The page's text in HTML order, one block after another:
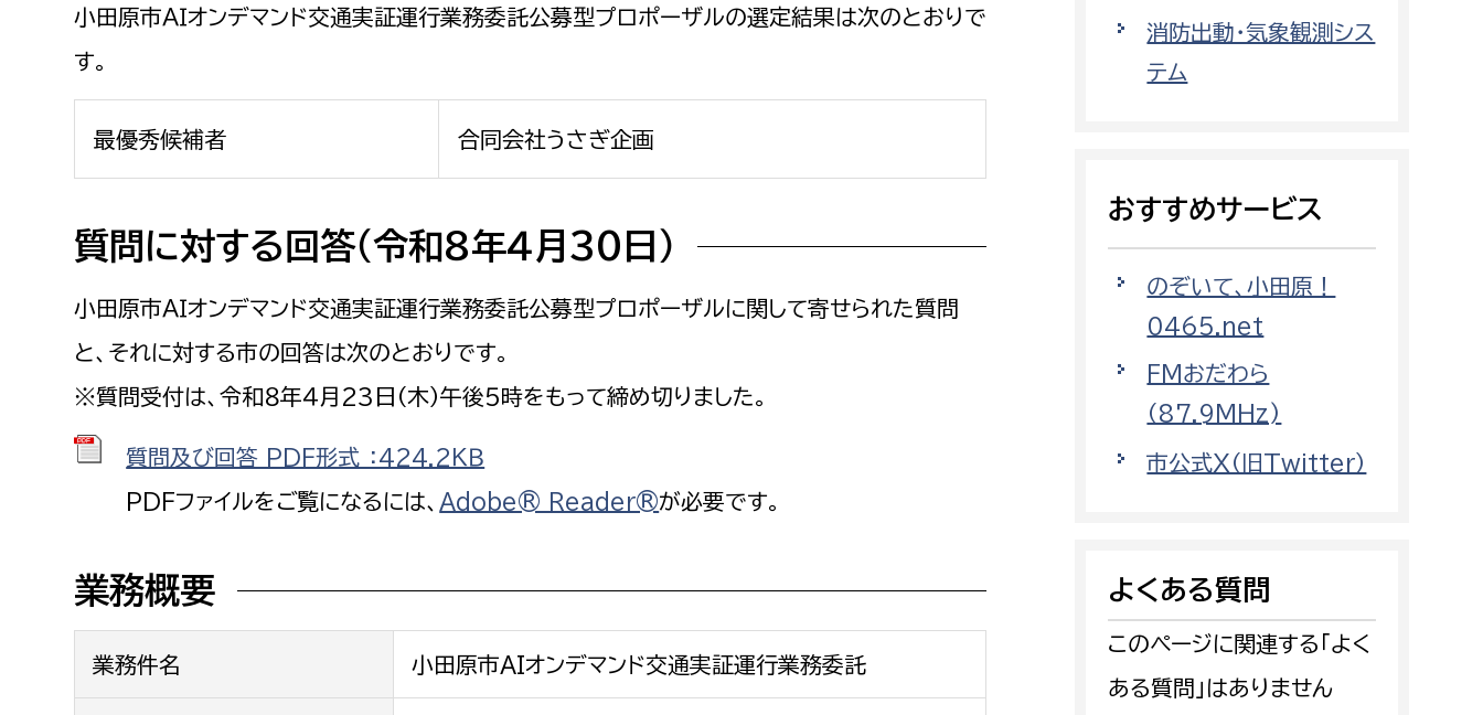
求職者
ペット
観光
病院
生活援護課
高齢介護課
障がい福祉課
保険課
健康づくり課
子ども若者支援課
観光課
水産海浜課
都市計画課
地域交通課
建設部
土木管理課
道水路整備課
みどり公園課
会計管理者
消防総務課
予防課
警防計画課
救急課
情報司令課
経営総務課
教育総務課
選挙管理委員会事務局
監査事務局
監査事務局
小田原市ＡＩオンデマンド交通実証運行業務委託公募型プロポーザルの選定結果は次のとおりで
す。
最優秀候補者 合同会社うさぎ企画
質問に対する回答（令和８年４月30日）
小田原市ＡＩオンデマンド交通実証運行業務委託公募型プロポーザルに関して寄せられた質問
と、それに対する市の回答は次のとおりです。
※質問受付は、令和８年４月23日（木）午後５時をもって締め切りました。
質問及び回答 PDF形式 ：424.2ＫＢ
PDFファイルをご覧になるには、 Adobe® Reader®が必要です。
業務概要
業務件名 小田原市AIオンデマンド交通実証運行業務委託
消防出動・気象観測シス
テム
おすすめサービス
のぞいて、小田原！
0465.net
FMおだわら
（87.9MHz)
市公式X（旧Twitter）
よくある質問
このページに関連する「よく
ある質問」はありません